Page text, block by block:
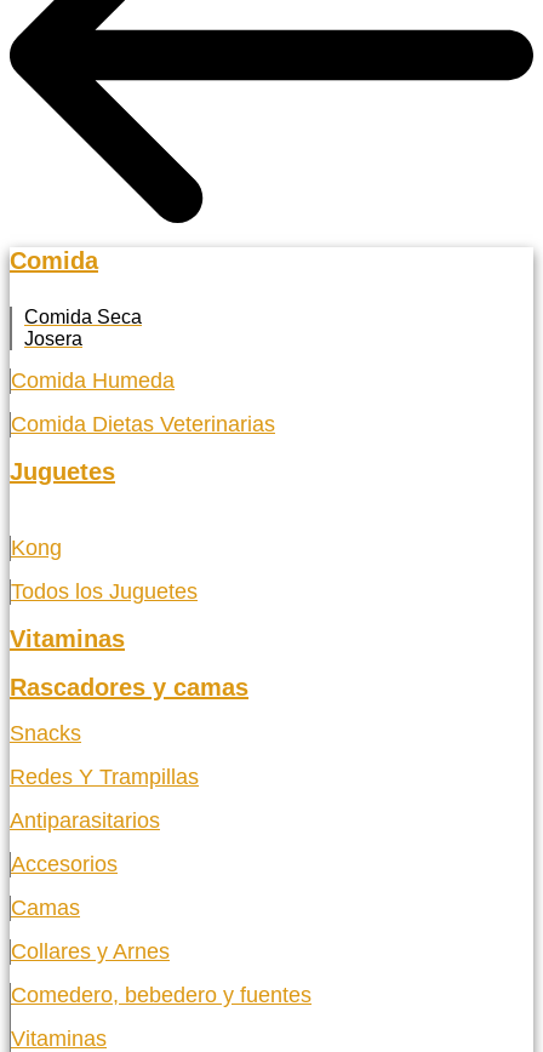
Comida
Comida Seca
Josera
Comida Humeda
Comida Dietas Veterinarias
Juguetes
Kong
Todos los Juguetes
Vitaminas
Rascadores y camas
Snacks
Redes Y Trampillas
Antiparasitarios
Accesorios
Camas
Collares y Arnes
Comedero, bebedero y fuentes
Vitaminas